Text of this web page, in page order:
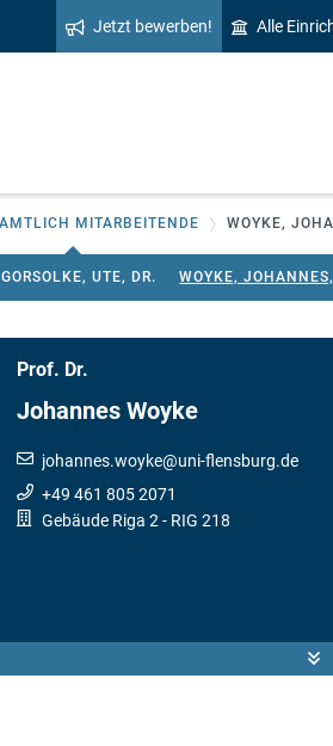
Jetzt bewerben! Alle
MITARBEITENDE WOYKE,
UTE, DR. WOYKE,
Prof. Dr.
Johannes Woyke
johannes.woyke@uni-flensburg.de
+49 461 805 2071
Gebäude Riga 2 - RIG 218